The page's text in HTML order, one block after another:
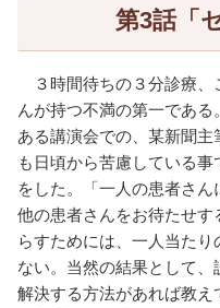
第3話「
３時間待ちの３分診療、
んが持つ不満の第一である
ある講演会での、某新聞
も日頃から苦慮している
をした。「一人の患者さん
他の患者さんをお待たせ
らすためには、一人当た
ない。当然の結果として
解決する方法があれば教